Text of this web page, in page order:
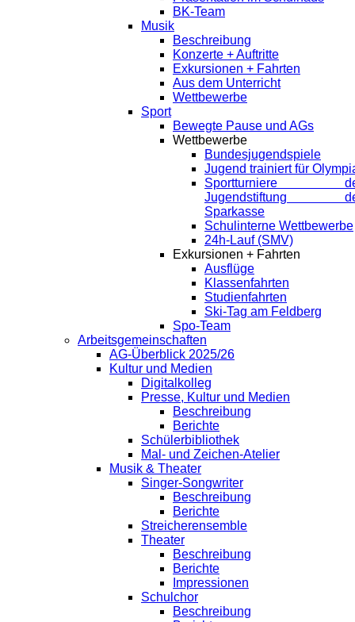
BK-Team
Musik
Beschreibung
Konzerte + Auftritte
Exkursionen + Fahrten
Aus dem Unterricht
Wettbewerbe
Sport
Bewegte Pause und AGs
Wettbewerbe
Bundesjugendspiele
Jugend trainiert für
Sportturniere
Jugendstiftung
Sparkasse
Schulinterne Wettbewerbe
24h-Lauf (SMV)
Exkursionen + Fahrten
Ausflüge
Klassenfahrten
Studienfahrten
Ski-Tag am Feldberg
Spo-Team
Arbeitsgemeinschaften
AG-Überblick 2025/26
Kultur und Medien
Digitalkolleg
Presse, Kultur und Medien
Beschreibung
Berichte
Schülerbibliothek
Mal- und Zeichen-Atelier
Musik & Theater
Singer-Songwriter
Beschreibung
Berichte
Streicherensemble
Theater
Beschreibung
Berichte
Impressionen
Schulchor
Beschreibung